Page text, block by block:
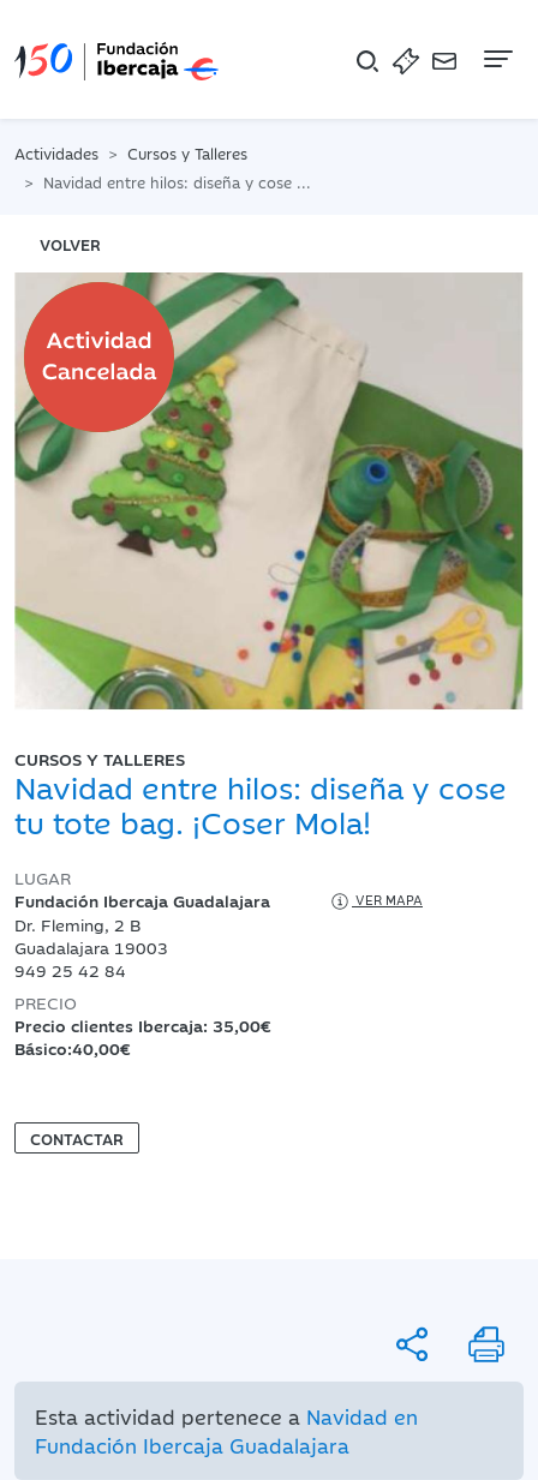
Actividades
Cursos y Talleres
Navidad entre hilos: diseña y cose tu tote bag. ¡Coser Mola!
VOLVER
CURSOS Y TALLERES
Navidad entre hilos: diseña y cose
tu tote bag. ¡Coser Mola!
LUGAR
Fundación Ibercaja Guadalajara
VER MAPA
Dr. Fleming, 2 B
Guadalajara 19003
949 25 42 84
PRECIO
Precio clientes Ibercaja: 35,00€
Básico:40,00€
CONTACTAR
Esta actividad pertenece a Navidad en
Fundación Ibercaja Guadalajara